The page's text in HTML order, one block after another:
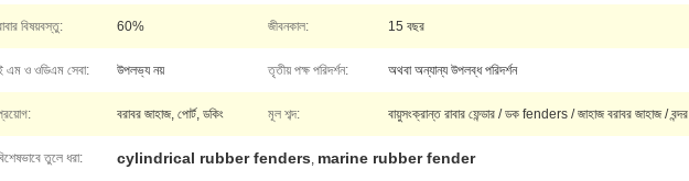
বিষয়বস্তু: 60% জীবনকাল: 15 বছর
এম ও ওডিএম সেবা: উপলভ্য নয় তৃতীয় পক্ষ পরিদর্শন: অথবা অন্যান্য উপলব্ধ পরিদর্শন
বরাবর জাহাজ, পোর্ট, ডকিং মূল শব্দ: বায়ুসংক্রান্ত রাবার ফেন্ডার / ডক fenders / জাহাজ বরাবর জাহাজ / বন্দর
তুলে ধরা: cylindrical rubber fenders, marine rubber fender